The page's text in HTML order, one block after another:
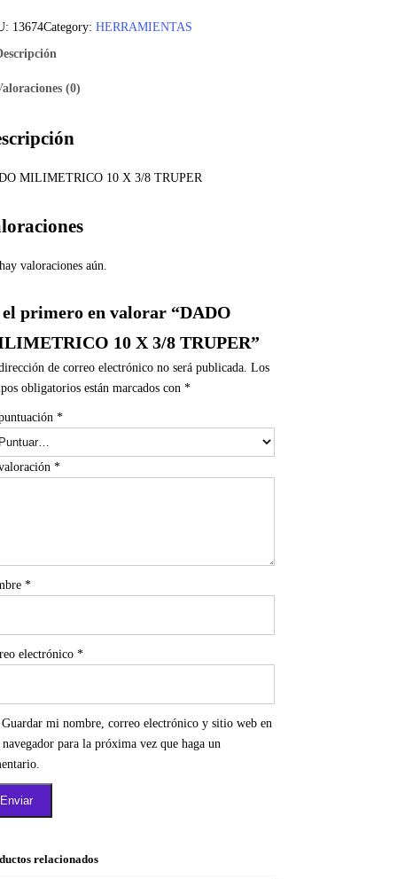
13674Category: HERRAMIENTAS
(0)
MILIMETRICO 10 X 3/8 TRUPER
valoraciones aún.
el primero en valorar “DADO
10 X 3/8 TRUPER”
de correo electrónico no será publicada. Los
obligatorios están marcados con *
*
*
*
electrónico *
Guardar mi nombre, correo electrónico y sitio web en
navegador para la próxima vez que haga un
relacionados